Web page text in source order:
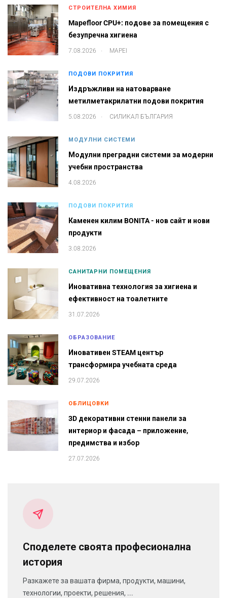
СТРОИТЕЛНА ХИМИЯ
Mapefloor CPU+: подове за помещения с
безупречна хигиена
7.08.2026 . MAPEI
ПОДОВИ ПОКРИТИЯ
Издръжливи на натоварване
метилметакрилатни подови покрития
5.08.2026 . СИЛИКАЛ БЪЛГАРИЯ
МОДУЛНИ СИСТЕМИ
Модулни преградни системи за модерни
учебни пространства
4.08.2026
ПОДОВИ ПОКРИТИЯ
Каменен килим BONITA - нов сайт и нови
продукти
3.08.2026
САНИТАРНИ ПОМЕЩЕНИЯ
Иновативна технология за хигиена и
ефективност на тоалетните
31.07.2026
ОБРАЗОВАНИЕ
Иновативен STEAM център
трансформира учебната среда
29.07.2026
ОБЛИЦОВКИ
3D декоративни стенни панели за
интериор и фасада – приложение,
предимства и избор
27.07.2026
Споделете своята професионална
история
Разкажете за вашата фирма, продукти, машини,
технологии, проекти, решения, ...